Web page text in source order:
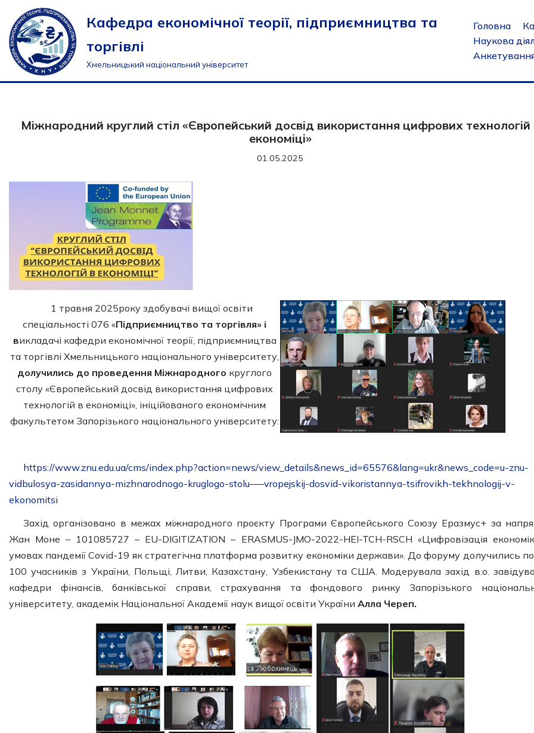
Перейти
до
вмісту
Кафедра економічної теорії, підприємництва та
торгівлі
Хмельницький національний університет
Головна
Наукова
Міжнародний круглий стіл «Європейський досвід використання цифрових технологій
економіці»
01.05.2025
1 травня 2025року здобувачі вищої освіти
спеціальності 076 «Підприємництво та торгівля» і
викладачі кафедри економічної теорії, підприємництва
та торгівлі Хмельницького національного університету,
долучились до проведення Міжнародного круглого
столу «Європейський досвід використання цифрових
технологій в економіці», ініційованого економічним
факультетом Запорізького національного університету:
https://www.znu.edu.ua/cms/index.php?action=news/view_details&news_id=65576&lang=ukr&news_code=u-znu-
vidbulosya-zasidannya-mizhnarodnogo-kruglogo-stolu—–vropejskij-dosvid-vikoristannya-tsifrovikh-tekhnologij-v-
ekonomitsi
Захід організовано в межах міжнародного проєкту Програми Європейського Союзу Еразмус+ за
Жан Моне – 101085727 – EU-DIGITIZATION – ERASMUS-JMO-2022-HEI-TCH-RSCH «Цифровізація
умовах пандемії Сovid-19 як стратегічна платформа розвитку економіки держави». До форуму долучились
100 учасників з України, Польщі, Литви, Казахстану, Узбекистану та США. Модерувала захід в.о.
кафедри фінансів, банківської справи, страхування та фондового ринку Запорізького
університету, академік Національної Академії наук вищої освіти України Алла Череп.